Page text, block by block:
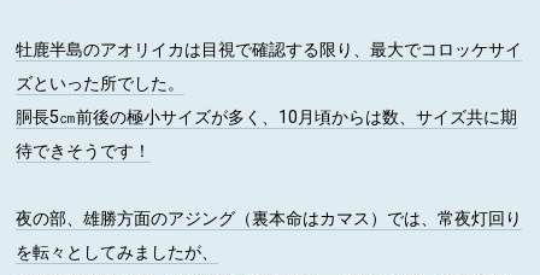
牡鹿半島のアオリイカは目視で確認する限り、最大でコロッケサイ
ズといった所でした。
胴長5㎝前後の極小サイズが多く、10月頃からは数、サイズ共に期
待できそうです！
夜の部、雄勝方面のアジング（裏本命はカマス）では、常夜灯回り
を転々としてみましたが、